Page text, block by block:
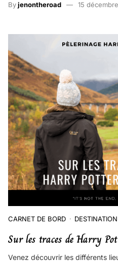
Byjenontheroad 15
CARNET DE BORD DESTINATION
Sur les traces de Harry
Venez découvrir les différents